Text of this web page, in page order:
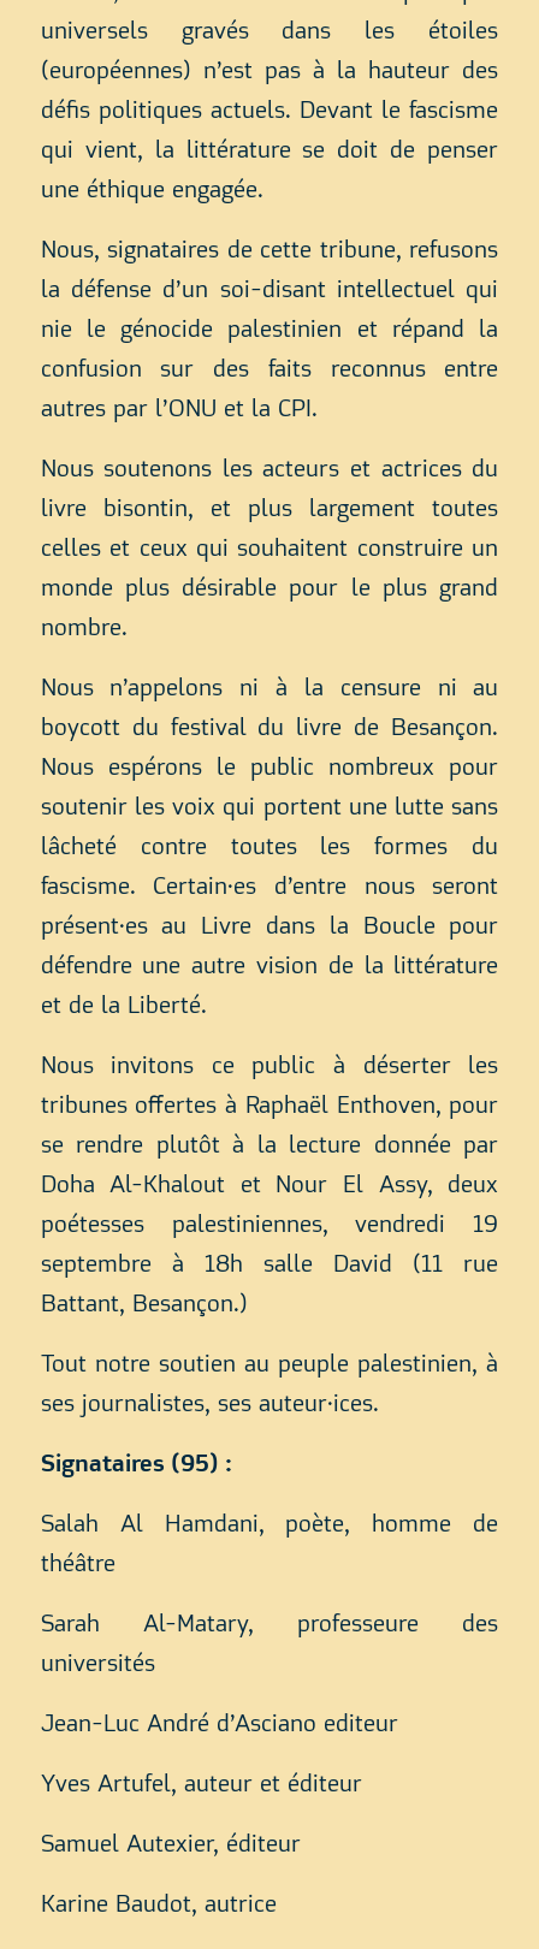
universels gravés dans les étoiles
(européennes) n’est pas à la hauteur des
défis politiques actuels. Devant le fascisme
qui vient, la littérature se doit de penser
une éthique engagée.
Nous, signataires de cette tribune, refusons
la défense d’un soi-disant intellectuel qui
nie le génocide palestinien et répand la
confusion sur des faits reconnus entre
autres par l’ONU et la CPI.
Nous soutenons les acteurs et actrices du
livre bisontin, et plus largement toutes
celles et ceux qui souhaitent construire un
monde plus désirable pour le plus grand
nombre.
Nous n’appelons ni à la censure ni au
boycott du festival du livre de Besançon.
Nous espérons le public nombreux pour
soutenir les voix qui portent une lutte sans
lâcheté contre toutes les formes du
fascisme. Certain·es d’entre nous seront
présent·es au Livre dans la Boucle pour
défendre une autre vision de la littérature
et de la Liberté.
Nous invitons ce public à déserter les
tribunes offertes à Raphaël Enthoven, pour
se rendre plutôt à la lecture donnée par
Doha Al-Khalout et Nour El Assy, deux
poétesses palestiniennes, vendredi 19
septembre à 18h salle David (11 rue
Battant, Besançon.)
Tout notre soutien au peuple palestinien, à
ses journalistes, ses auteur·ices.
Signataires (95) :
Salah Al Hamdani, poète, homme de
théâtre
Sarah Al-Matary, professeure des
universités
Jean-Luc André d’Asciano editeur
Yves Artufel, auteur et éditeur
Samuel Autexier, éditeur
Karine Baudot, autrice